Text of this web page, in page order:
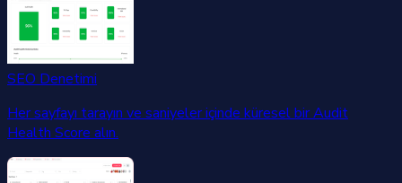
SEO Denetimi
Her sayfayı tarayın ve saniyeler içinde küresel bir Audit
Health Score alın.